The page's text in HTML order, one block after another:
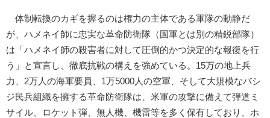
体制転換のカギを握るのは権力の主体である軍隊の動静だ
が、ハメネイ師に忠実な革命防衛隊（国軍とは別の精鋭部隊）
は「ハメネイ師の殺害者に対して圧倒的かつ決定的な報復を行
う」と宣言し、徹底抗戦の構えを強めている。15万の地上兵
力、2万人の海軍要員、1万5000人の空軍、そして大規模なバシ
ジ民兵組織を擁する革命防衛隊は、米軍の攻撃に備えて弾道ミ
サイル、ロケット弾、無人機、機雷等を多く保有しており、ホ